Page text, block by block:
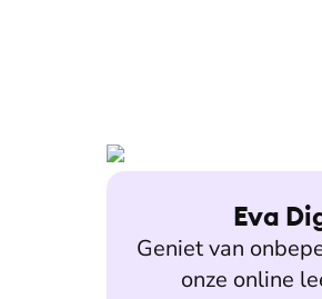
Eva
Geniet van
onze online